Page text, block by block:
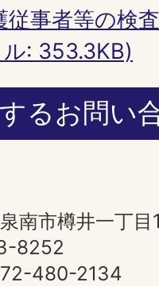
従事者等の検
ル: 353.3KB)
るお問い
南市樽井一丁目
8252
480-2134